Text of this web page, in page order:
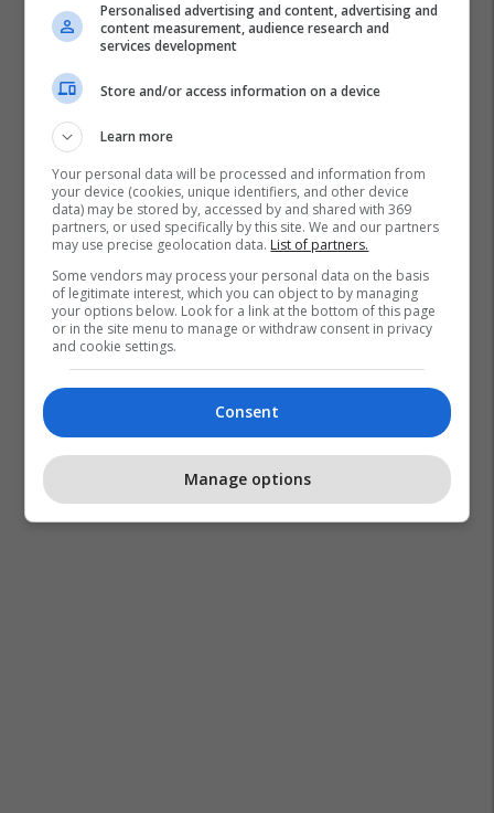
Kqz Zgjedhjet 2026
Personalised advertising and content, advertising and
content measurement, audience research and
services development
Store and/or access information on a device
Learn more
Your personal data will be processed and information from
your device (cookies, unique identifiers, and other device
data) may be stored by, accessed by and shared with 369
partners, or used specifically by this site. We and our partners
may use precise geolocation data. List of partners.
Some vendors may process your personal data on the basis
of legitimate interest, which you can object to by managing
your options below. Look for a link at the bottom of this page
or in the site menu to manage or withdraw consent in privacy
and cookie settings.
Consent
Manage options